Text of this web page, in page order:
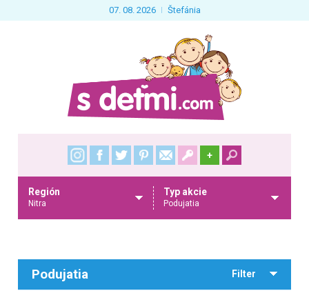
07. 08. 2026 Štefánia
+
Región
Nitra
Typ akcie
Podujatia
Podujatia Filter